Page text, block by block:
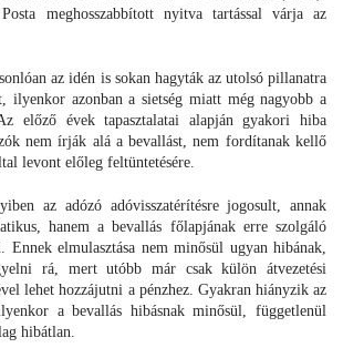
meghosszabbított nyitva tartással várja az
az idén is sokan hagyták az utolsó pillanatra
ilyenkor azonban a sietség miatt még nagyobb a
előző évek tapasztalatai alapján gyakori hiba
nem írják alá a bevallást, nem fordítanak kellő
levont előleg feltüntetésére.
az adózó adóvisszatérítésre jogosult, annak
hanem a bevallás főlapjának erre szolgáló
elmulasztása nem minősül ugyan hibának,
rá, mert utóbb már csak külön átvezetési
lehet hozzájutni a pénzhez. Gyakran hiányzik az
a bevallás hibásnak minősül, függetlenül
hibátlan.